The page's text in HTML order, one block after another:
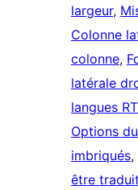
largeur,
Colonne
colonne,
latérale
langues
Options
imbriqués,
être traduit